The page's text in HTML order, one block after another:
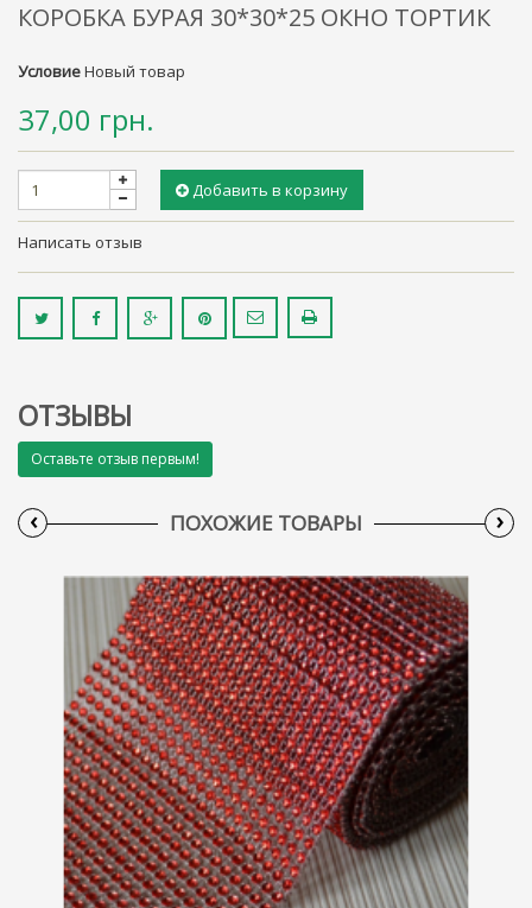
КОРОБКА БУРАЯ 30*30*25 ОКНО ТОРТИК
УсловиеНовый товар
37,00 грн.
Добавить в корзину
Написать отзыв
ОТЗЫВЫ
Оставьте отзыв первым!
ПОХОЖИЕ ТОВАРЫ
‹ ›